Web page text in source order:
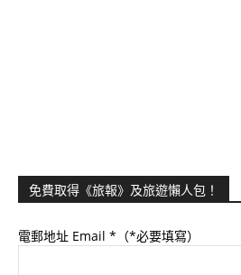
免費取得《旅報》及旅遊懶人包！
電郵地址 Email *（*必要填寫）